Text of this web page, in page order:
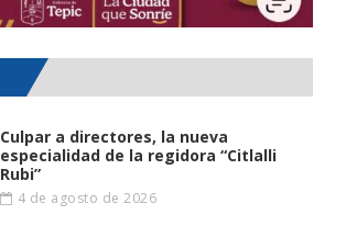
Culpar a directores, la nueva
especialidad de la regidora “Citlalli
Rubi”
4 de agosto de 2026